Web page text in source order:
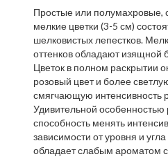
Простые или полумахровые,
мелкие цветки (3-5 см)
шелковистых лепестков.
оттенков обладают
Цветок в полном раскрытии
розовый цвет и более
смягчающую интенсивность
Удивительной особенностью
способность менять
зависимости от уровня и
обладает слабым ароматом